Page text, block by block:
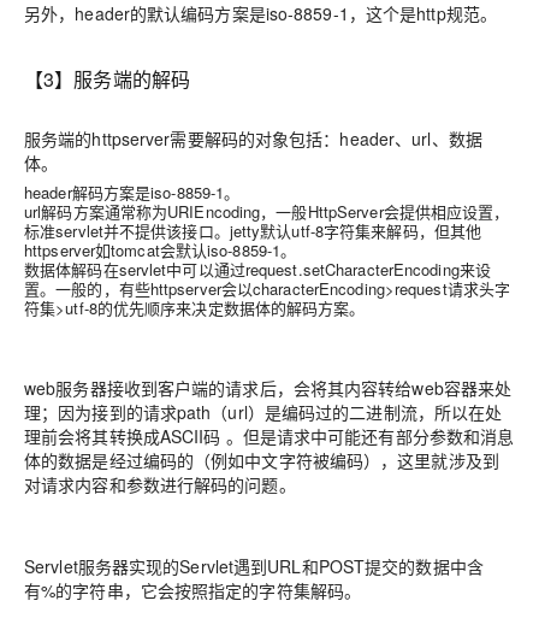
另外，header的默认编码方案是iso-8859-1，这个是http规范。
【3】服务端的解码
服务端的httpserver需要解码的对象包括：header、url、数据
体。
header解码方案是iso-8859-1。
url解码方案通常称为URIEncoding，一般HttpServer会提供相应设置，
标准servlet并不提供该接口。jetty默认utf-8字符集来解码，但其他
httpserver如tomcat会默认iso-8859-1。
数据体解码在servlet中可以通过request.setCharacterEncoding来设
置。一般的，有些httpserver会以characterEncoding>request请求头字
符集>utf-8的优先顺序来决定数据体的解码方案。
web服务器接收到客户端的请求后，会将其内容转给web容器来处
理；因为接到的请求path（url）是编码过的二进制流，所以在处
理前会将其转换成ASCII码 。但是请求中可能还有部分参数和消息
体的数据是经过编码的（例如中文字符被编码），这里就涉及到
对请求内容和参数进行解码的问题。
Servlet服务器实现的Servlet遇到URL和POST提交的数据中含
有%的字符串，它会按照指定的字符集解码。